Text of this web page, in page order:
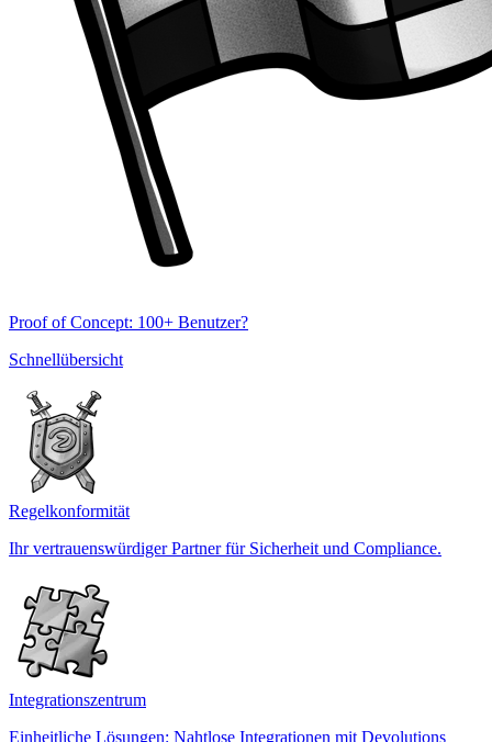
Proof of Concept: 100+ Benutzer?
Schnellübersicht
Regelkonformität
Ihr vertrauenswürdiger Partner für Sicherheit und Compliance.
Integrationszentrum
Einheitliche Lösungen: Nahtlose Integrationen mit Devolutions